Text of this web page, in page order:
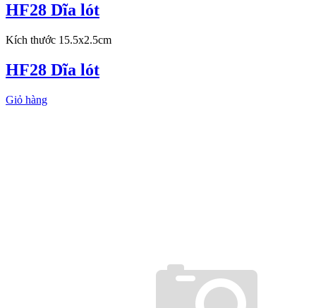
HF28 Dĩa lót
Kích thước 15.5x2.5cm
HF28 Dĩa lót
Giỏ hàng